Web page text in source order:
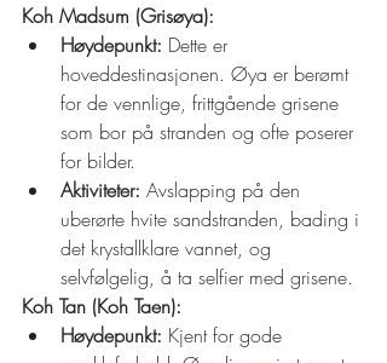
Koh Madsum (Grisøya):
Høydepunkt: Dette er
hoveddestinasjonen. Øya er berømt
for de vennlige, frittgående grisene
som bor på stranden og ofte poserer
for bilder.
Aktiviteter: Avslapping på den
uberørte hvite sandstranden, bading i
det krystallklare vannet, og
selvfølgelig, å ta selfier med grisene.
Koh Tan (Koh Taen):
Høydepunkt: Kjent for gode